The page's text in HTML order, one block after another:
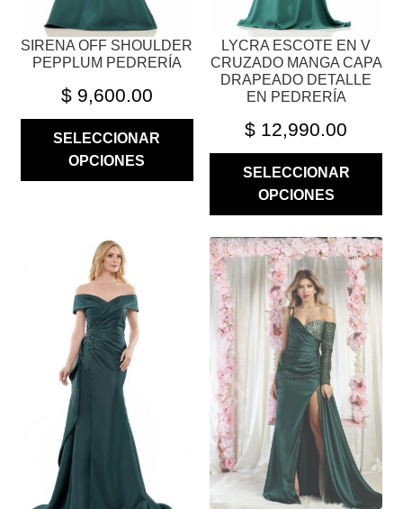
SIRENA OFF SHOULDER
PEPPLUM PEDRERÍA
$9,600.00
SELECCIONAR
OPCIONES
PÁGINA
DE
LYCRA ESCOTE EN V
CRUZADO MANGA CAPA
DRAPEADO DETALLE
EN PEDRERÍA
$ 12,990.00
SELECCIONAR
OPCIONES
PÁGINA
DE
PRODUCTO
PRODUCTO
MÚLTIPLES
VARIANTES.
OPCIONES
PUEDEN
ELEGIR
ESTE
PRODUCTO
TIENE
MÚLTIPLES
VARIANTES.
LAS
OPCIONES
SE
PUEDEN
ELEGIR
EN
LA